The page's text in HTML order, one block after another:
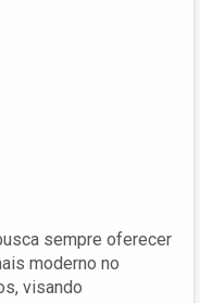
sempre oferecer
moderno no
visando